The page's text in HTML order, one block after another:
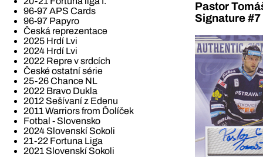
96-97 APS Cards
96-97 Papyro
Česká reprezentace
2025 Hrdí Lvi
2024 Hrdí Lvi
2022 Repre v srdcích
České ostatní série
25-26 Chance NL
2022 Bravo Dukla
2012 Sešívaní z Edenu
2011 Warriors from Ďolíček
Fotbal - Slovensko
2024 Slovenskí Sokoli
21-22 Fortuna Liga
2021 Slovenskí Sokoli
Pastor
Signature #7